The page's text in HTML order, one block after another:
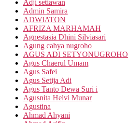
Adji setiawan
Admin Samira
ADWIATON
AFRIZA MARHAMAH
Agnestasia Dhini Silviasari
Agung cahya nugroho
AGUS ADI SETYONUGROHO
Agus Chaerul Umam
Agus Safei
Agus Setija Adi
Agus Tanto Dewa Suri i
Agusnita Helvi Munar
Agustina
Ahmad Ahyani